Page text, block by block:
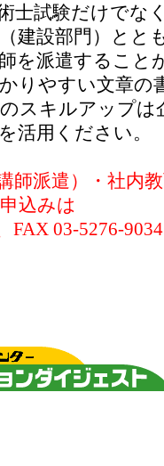
士試験だけでな
建設部門）とと
を派遣すること
りやすい文章の
スキルアップ
活用ください。
師派遣）・社内
込みは
FAX 03-5276-